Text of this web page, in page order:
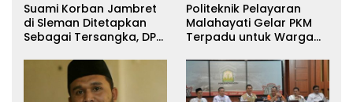
Suami Korban Jambret
di Sleman Ditetapkan
Sebagai Tersangka, DPR
Keadilan
Politeknik Pelayaran
Malahayati Gelar PKM
Terpadu untuk Warga
Pidie Jaya